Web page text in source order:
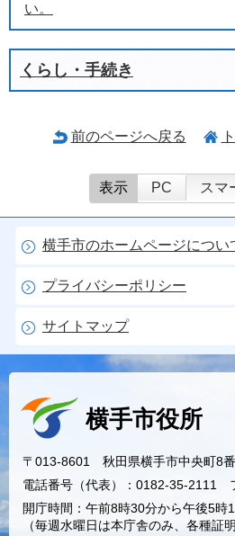
い。
くらし・手続き
前のページへ戻る
表示 PC スマ
横手市のホームページについ
プライバシーポリシー
サイトマップ
横手市役所
〒013-8601 秋田県横手市中央町8
電話番号（代表）：0182-35-2111
開庁時間：午前8時30分から午後5時
（毎週水曜日は本庁舎のみ、各種証